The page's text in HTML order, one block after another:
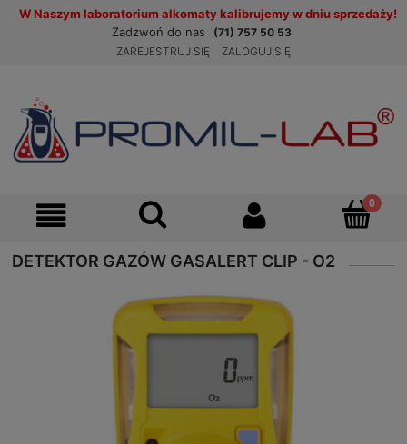
W Naszym laboratorium alkomaty kalibrujemy w dniu sprzedaży!
Zadzwoń do nas
(71) 757 50 53
ZAREJESTRUJ SIĘ
ZALOGUJ SIĘ
DETEKTOR GAZÓW GASALERT CLIP - O2